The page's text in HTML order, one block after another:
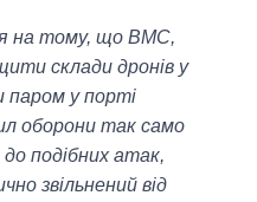
на тому, що ВМС,
склади дронів у
паром у порті
оборони так само
подібних атак,
звільнений від